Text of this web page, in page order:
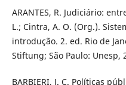
ARANTES, R. Judiciário:
L.; Cintra, A. O. (Org.).
introdução. 2. ed. Rio de
Stiftung; São Paulo: Unesp,
BARBIERI, J. C. Políticas